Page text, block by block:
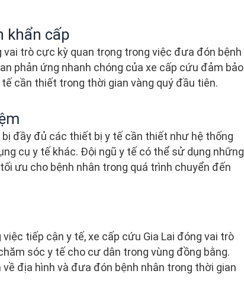
khẩn cấp
trò cực kỳ quan trọng trong việc đưa đón bệnh
phản ứng nhanh chóng của xe cấp cứu đảm bảo
cần thiết trong thời gian vàng quý đầu tiên.
đầy đủ các thiết bị y tế cần thiết như hệ thống
cụ y tế khác. Đội ngũ y tế có thể sử dụng những
ưu cho bệnh nhân trong quá trình chuyển đến
tiếp cận y tế, xe cấp cứu Gia Lai đóng vai trò
sóc y tế cho cư dân trong vùng đồng bằng.
địa hình và đưa đón bệnh nhân trong thời gian